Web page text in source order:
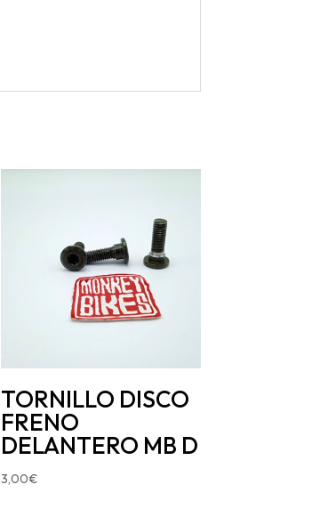
TORNILLO DISCO
FRENO
DELANTERO MB D
3,00€